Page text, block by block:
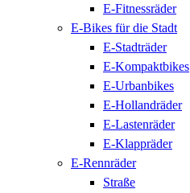
E-Fitnessräder
E-Bikes für die Stadt
E-Stadträder
E-Kompaktbikes
E-Urbanbikes
E-Hollandräder
E-Lastenräder
E-Klappräder
E-Rennräder
Straße